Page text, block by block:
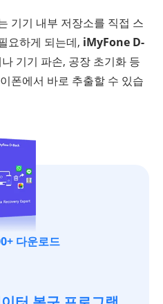
기기 내부 저장소를 직접 스
요하게 되는데, iMyFone D-
기기 파손, 공장 초기화 등
폰에서 바로 추출할 수 있습
다운로드